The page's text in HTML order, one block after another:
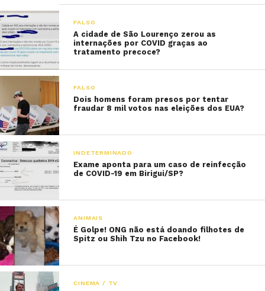
FALSO
A cidade de São Lourenço zerou as
internações por COVID graças ao
tratamento precoce?
FALSO
Dois homens foram presos por tentar
fraudar 8 mil votos nas eleições dos EUA?
INDETERMINADO
Exame aponta para um caso de reinfecção
de COVID-19 em Birigui/SP?
ANIMAIS
É Golpe! ONG não está doando filhotes de
Spitz ou Shih Tzu no Facebook!
CINEMA / TV